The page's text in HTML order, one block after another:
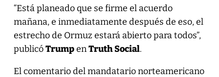
“Está planeado que se firme el acuerdo
mañana, e inmediatamente después de eso, el
estrecho de Ormuz estará abierto para todos”,
publicóTrumpenTruth Social.
El comentario del mandatario norteamericano